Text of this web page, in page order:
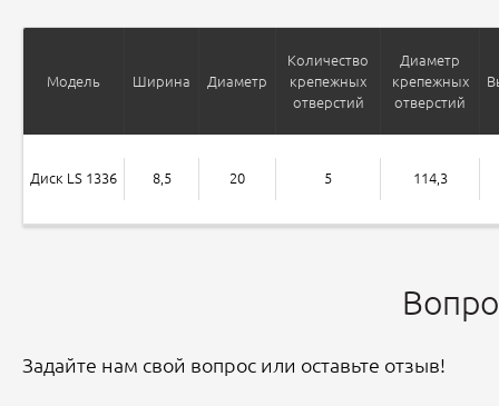
Модель Ширина Диаметр
Количество
крепежных
отверстий
Диаметр
крепежных
отверстий
Диск LS 1336 8,5 20 5 114,3
Задайте нам свой вопрос или оставьте отзыв!